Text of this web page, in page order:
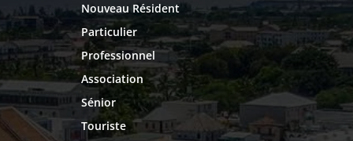
Nouveau Résident
Particulier
Professionnel
Association
Sénior
Touriste